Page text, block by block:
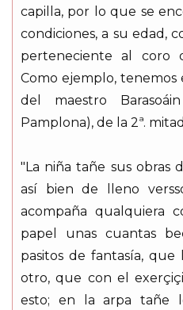
capilla, por lo que se
condiciones, a su edad,
perteneciente al coro
Como ejemplo, tenemos
del maestro
Pamplona), de la 2ª.
"La niña tañe sus obras
así bien de lleno
acompaña qualquiera
papel unas cuantas
pasitos de fantasía,
otro, que con el
esto; en la arpa tañe